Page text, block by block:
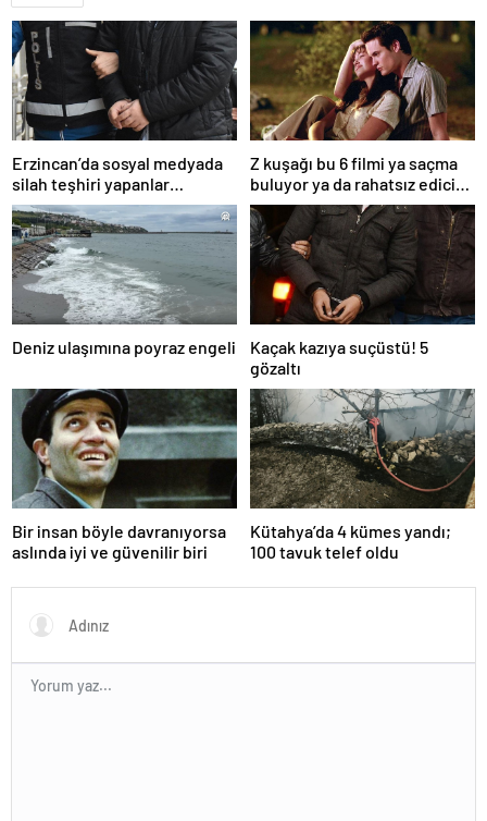
Erzincan’da sosyal medyada
silah teşhiri yapanlar
yakalandı
Z kuşağı bu 6 filmi ya saçma
buluyor ya da rahatsız edici
ve toksik!
Deniz ulaşımına poyraz engeli
Kaçak kazıya suçüstü! 5
gözaltı
Bir insan böyle davranıyorsa
aslında iyi ve güvenilir biri
Kütahya’da 4 kümes yandı;
100 tavuk telef oldu